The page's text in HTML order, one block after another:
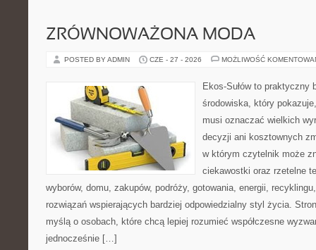
ZRÓWNOWAŻONA MODA
POSTED BY ADMIN CZE - 27 - 2026 MOŻLIWOŚĆ
Ekos-Sułów to praktyczny
środowiska, który
musi oznaczać wielkich
decyzji ani kosztownych
w którym czytelnik może
ciekawostki oraz rzetelne
wyborów, domu, zakupów, podróży, gotowania, energii,
rozwiązań wspierających bardziej odpowiedzialny styl życia.
myślą o osobach, które chcą lepiej rozumieć współczesne
jednocześnie […]